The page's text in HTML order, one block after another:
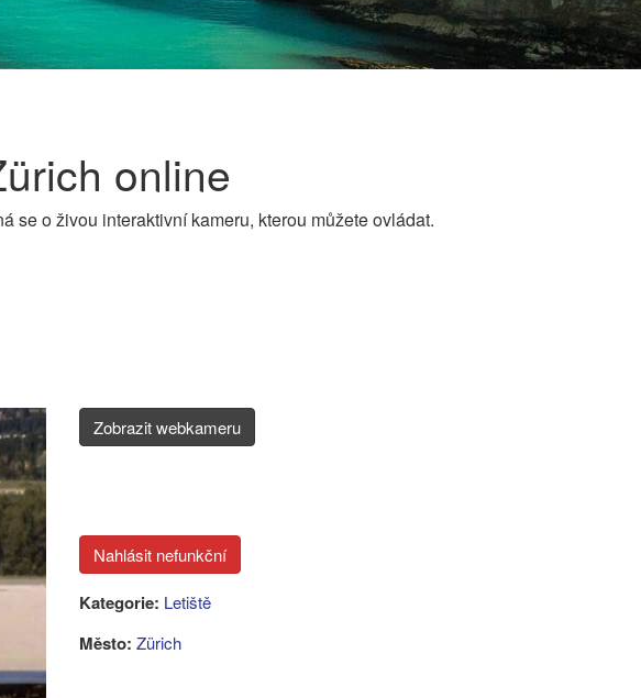
online
se o živou interaktivní kameru, kterou můžete ovládat.
Zobrazit webkameru
Kategorie: Letiště
Město: Zürich